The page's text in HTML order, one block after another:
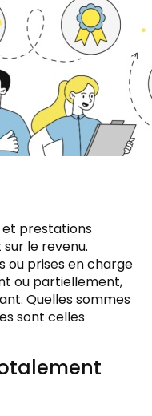
et prestations
le revenu.
ou prises en charge
ou partiellement,
Quelles sommes
sont celles